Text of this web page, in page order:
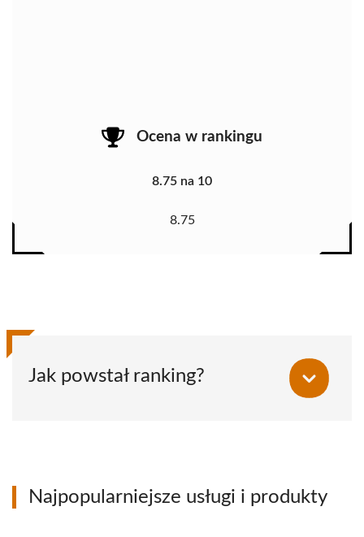
Ocena w rankingu
8.75 na 10
8.75
Jak powstał ranking?
Najpopularniejsze usługi i produkty